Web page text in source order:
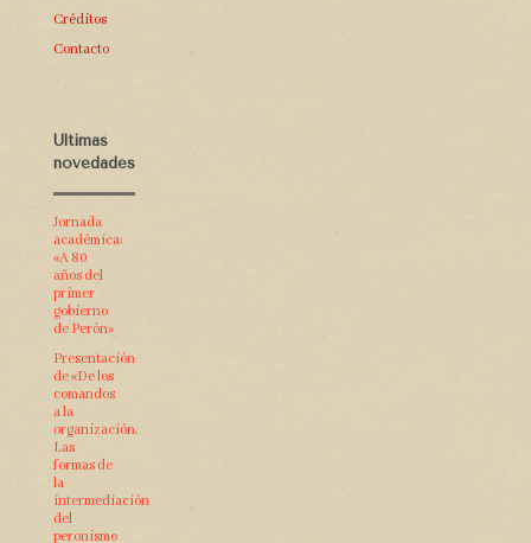
Créditos
Contacto
Últimas
novedades
Jornada
académica:
«A 80
años del
primer
gobierno
de Perón»
Presentación
de «De los
comandos
a la
organización.
Las
formas de
la
intermediación
del
peronismo